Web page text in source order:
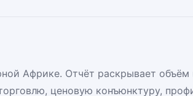
Африке. Отчёт раскрывает
ценовую конъюнктуру,